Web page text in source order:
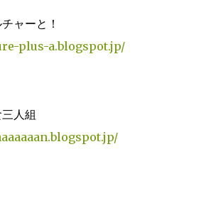
ャーと！
plus-a.blogspot.jp/
人組